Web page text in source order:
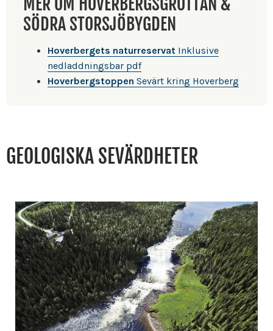
SÖDRA STORSJÖBYGDEN
Hoverbergets naturreservat Inklusive
nedladdningsbar pdf
Hoverbergstoppen Sevärt kring Hoverberg
GEOLOGISKA SEVÄRDHETER